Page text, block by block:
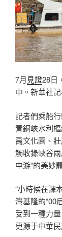
7月見證28日
中。新華社
記者們乘船
青銅峽水利
禹文化園、
觸收錄峽谷
中游”的美妙
“小時候在課
灣基隆的“00
受到一種力
更源于中華